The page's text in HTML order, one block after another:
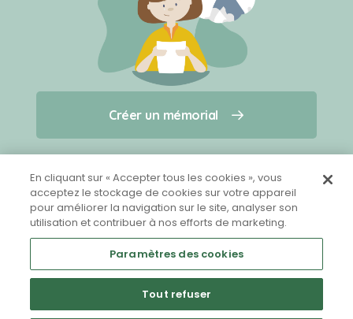
Créer un mémorial
Qui sommes-nous ?
Nous contacter
Partager sur Facebook
Créer un mémorial
En cliquant sur « Accepter tous les cookies », vous
acceptez le stockage de cookies sur votre appareil
pour améliorer la navigation sur le site, analyser son
utilisation et contribuer à nos efforts de marketing.
Paramètres des cookies
Tout refuser